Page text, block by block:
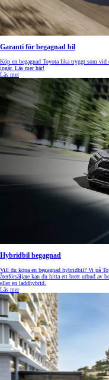
Garanti för begagnad bil
Köp en begagnad Toyota lika tryggt som vid
ingår. Läs mer här!
Läs mer
Hybridbil begagnad
Vill du köpa en begagnad hybridbil? Vi på
återförsäljare kan du hitta ett brett utbud av
eller en laddhybrid.
Läs mer